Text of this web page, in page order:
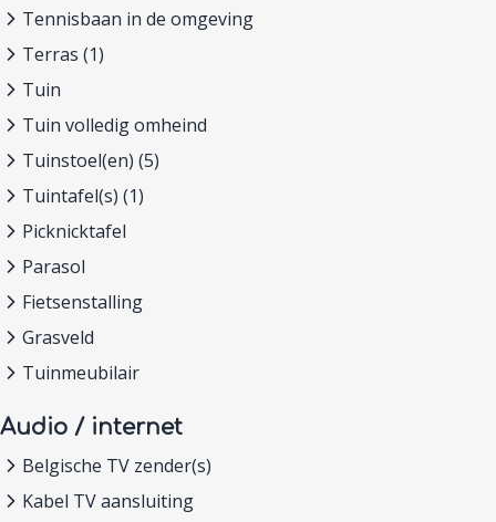
Tennisbaan in de omgeving
Terras (1)
Tuin
Tuin volledig omheind
Tuinstoel(en) (5)
Tuintafel(s) (1)
Picknicktafel
Parasol
Fietsenstalling
Grasveld
Tuinmeubilair
Audio / internet
Belgische TV zender(s)
Kabel TV aansluiting